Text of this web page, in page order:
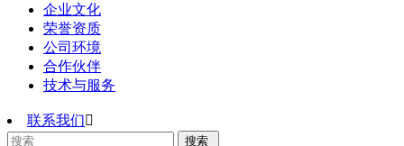
企业文化
荣誉资质
公司环境
合作伙伴
技术与服务
联系我们